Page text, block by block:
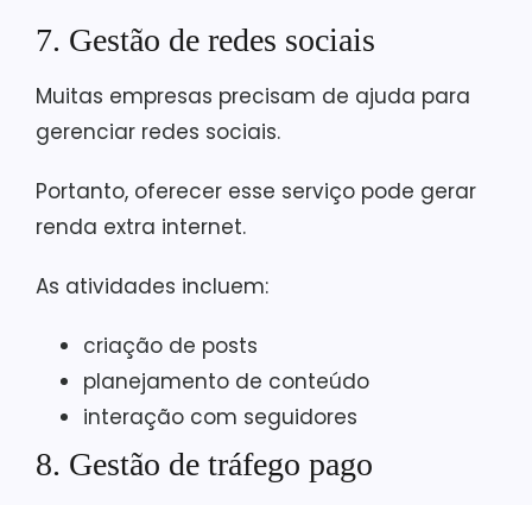
7. Gestão de redes sociais
Muitas empresas precisam de ajuda para
gerenciar redes sociais.
Portanto, oferecer esse serviço pode gerar
renda extra internet.
As atividades incluem:
criação de posts
planejamento de conteúdo
interação com seguidores
8. Gestão de tráfego pago